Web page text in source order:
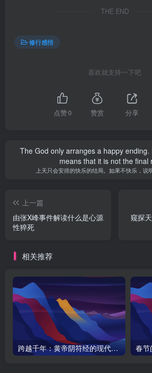
THE END
修行感悟
喜欢就支持一下吧
点赞0 赞赏 分享
The God only arranges a happy ending.
means that it is not the final
上天只会安排的快乐的结局。如果不快乐，说
上一篇
由张X峰事件解读什么是心源
性猝死
窥探
相关推荐
跨越千年：黄帝阴符经的现代启示与天之道探秘 春节